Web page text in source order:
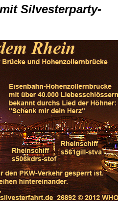
Silvesterparty-